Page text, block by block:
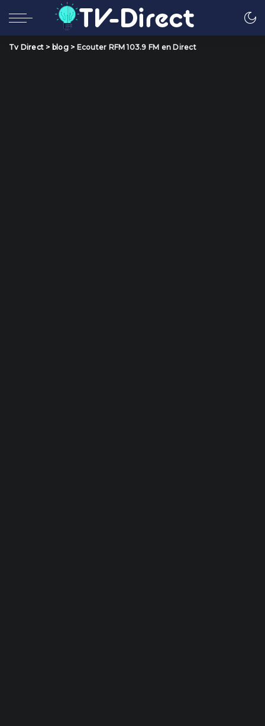
Tv Direct > blog> Ecouter RFM 103.9 FM en Direct